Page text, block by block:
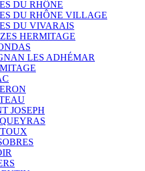
DU RHÔNE
DU RHÔNE VILLAGE
DU VIVARAIS
HERMITAGE
LES ADHÉMAR
JOSEPH